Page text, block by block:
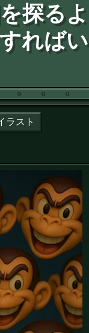
探るよ
ればい
ラスト